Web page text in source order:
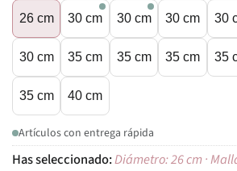
26 cm 30 cm 30 cm 30 cm 30
30 cm 35 cm 35 cm 35 cm 35
35 cm 40 cm
Artículos con entrega rápida
Diámetro: 26 cm ·